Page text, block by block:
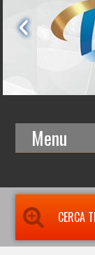
Menu
CERCA